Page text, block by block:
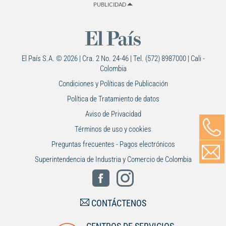
PUBLICIDAD
El País S.A. © 2026 | Cra. 2 No. 24-46 | Tel. (572) 8987000 | Cali -
Colombia
Condiciones y Políticas de Publicación
Política de Tratamiento de datos
Aviso de Privacidad
Términos de uso y cookies
Preguntas frecuentes - Pagos electrónicos
Superintendencia de Industria y Comercio de Colombia
CONTÁCTENOS